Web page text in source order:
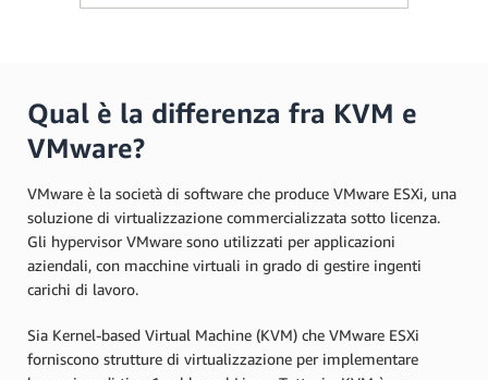
Qual è la differenza fra KVM e
VMware?
VMware è la società di software che produce VMware ESXi, una
soluzione di virtualizzazione commercializzata sotto licenza.
Gli hypervisor VMware sono utilizzati per applicazioni
aziendali, con macchine virtuali in grado di gestire ingenti
carichi di lavoro.
Sia Kernel-based Virtual Machine (KVM) che VMware ESXi
forniscono strutture di virtualizzazione per implementare